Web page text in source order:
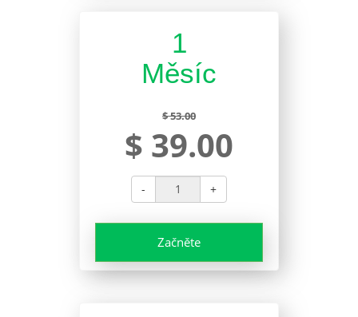
1
Měsíc
$ 53.00
$ 39.00
- +
Začněte